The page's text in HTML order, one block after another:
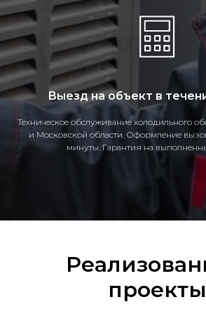
Выезд на объект в
Техническое обслуживание холодильного
и Московской области. Оформление
минуты. Гарантия на
проекты